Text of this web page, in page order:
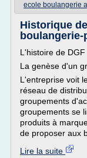
ecole boulangerie
Historique
L'histoire de DGF
La genèse d'un
L'entreprise voit
réseau de
groupements
groupements se
produits à
de proposer aux
Lire la suite